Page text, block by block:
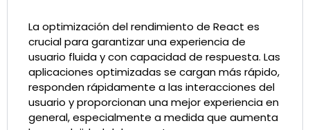
La optimización del rendimiento de React es
crucial para garantizar una experiencia de
usuario fluida y con capacidad de respuesta. Las
aplicaciones optimizadas se cargan más rápido,
responden rápidamente a las interacciones del
usuario y proporcionan una mejor experiencia en
general, especialmente a medida que aumenta